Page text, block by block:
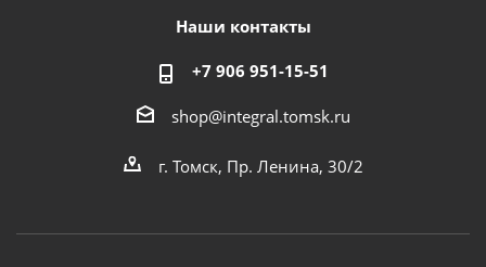
Наши контакты
+7 906 951-15-51
shop@integral.tomsk.ru
г. Томск, Пр. Ленина, 30/2